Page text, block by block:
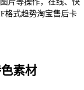
片等操作，在线、快
格式趋势淘宝售后卡
素材